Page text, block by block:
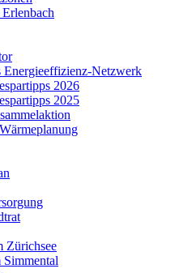
Energieeffizienz-Netzwerk
2026
2025
Zürichsee